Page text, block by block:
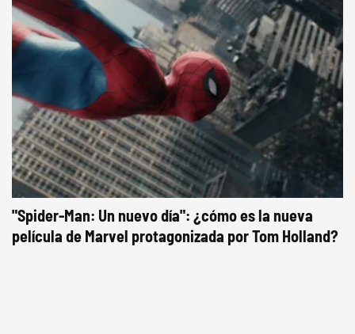
"Spider-Man: Un nuevo día": ¿cómo es la nueva
película de Marvel protagonizada por Tom Holland?